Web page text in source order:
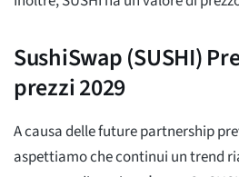
SushiSwap (SUSHI)
prezzi 2029
A causa delle future partnership
aspettiamo che continui un trend